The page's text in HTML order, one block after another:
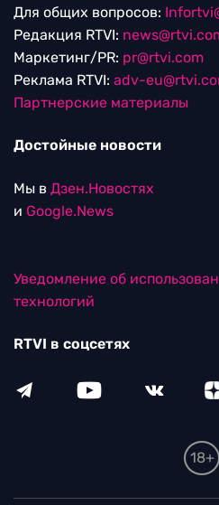
Для общих вопросов:
Редакция RTVI:
Маркетинг/PR: pr@rtvi.com
Реклама RTVI: adv-
Партнерские материалы
Достойные новости
Мы в Дзен.Новостях
и Google.News
Уведомление об
технологий
RTVI в соцсетях
18+